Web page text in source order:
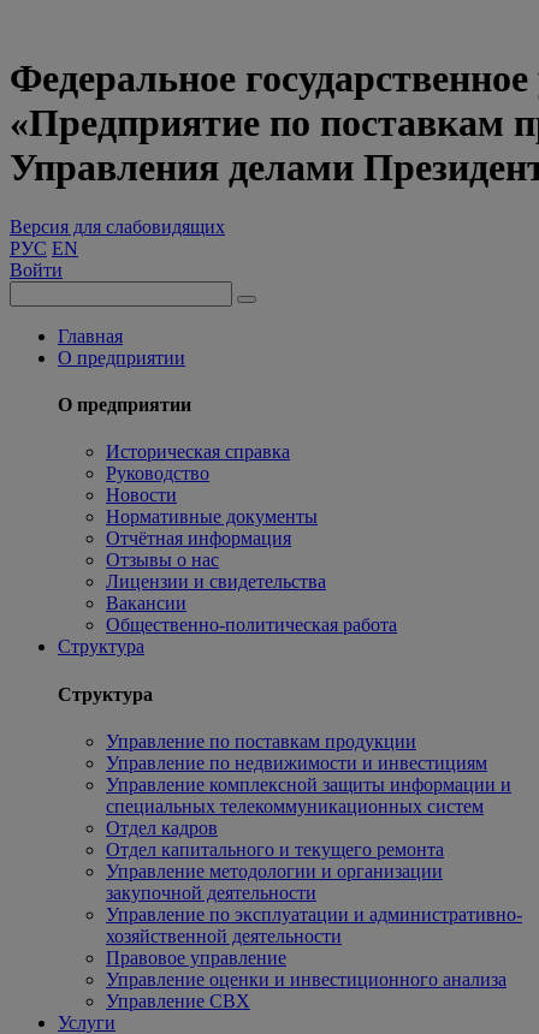
Федеральное
«Предприятие по поставкам
Управления делами
Версия для слабовидящих
РУС EN
Войти
Главная
О предприятии
О предприятии
Историческая справка
Руководство
Новости
Нормативные документы
Отчётная информация
Отзывы о нас
Лицензии и свидетельства
Вакансии
Общественно-политическая работа
Структура
Структура
Управление по поставкам продукции
Управление по недвижимости и инвестициям
Управление комплексной защиты информации и
специальных телекоммуникационных систем
Отдел кадров
Отдел капитального и текущего ремонта
Управление методологии и организации
закупочной деятельности
Управление по эксплуатации и административно-
хозяйственной деятельности
Правовое управление
Управление оценки и инвестиционного анализа
Управление СВХ
Услуги